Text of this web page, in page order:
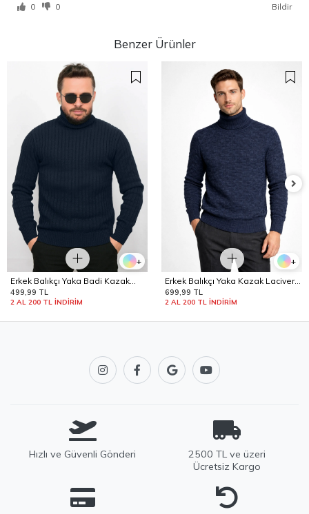
0 0 Bildir
Benzer Ürünler
+
Erkek Balıkçı Yaka Badi Kazak
Edw442
499,99 TL
2 AL 200 TL İNDİRİM
+
Erkek Balıkçı Yaka Kazak Lacivert
Edw441
699,99 TL
2 AL 200 TL İNDİRİM
Hızlı ve Güvenli Gönderi
2500 TL ve üzeri
Ücretsiz Kargo